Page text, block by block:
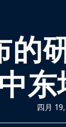
的
四月